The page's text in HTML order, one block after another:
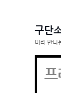
구단
미리 만나
프